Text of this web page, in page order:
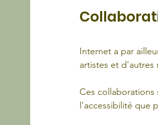
Internet a par
artistes et d'autres
Ces
l'accessibilité que